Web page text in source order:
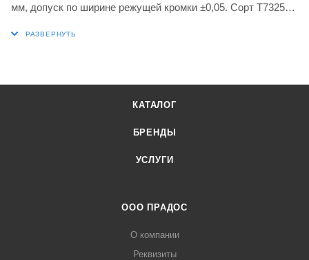
мм, допуск по ширине режущей кромки ±0,05. Сорт T7325
КАТАЛОГ
БРЕНДЫ
УСЛУГИ
ООО ПРАДОС
О компании
Реквизиты